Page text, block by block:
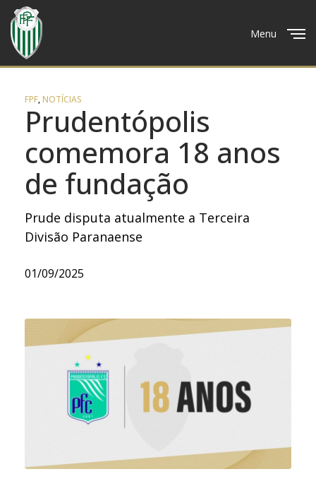
Menu
FPF,NOTÍCIAS
Prudentópolis
comemora 18 anos
de fundação
Prude disputa atualmente a Terceira
Divisão Paranaense
01/09/2025